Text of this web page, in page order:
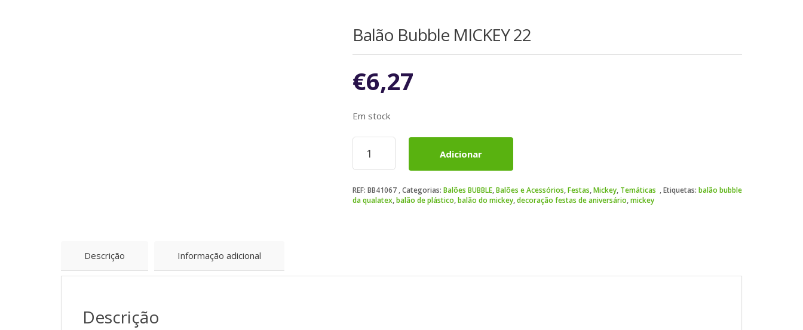
Balão Bubble MICKEY 22
€6,27
Em stock
Quantidade
Balão
MICKEY
22
Adicionar
REF: BB41067 Categorias: Balões BUBBLE,Balões e Acessórios,Festas,Mickey, Temáticas Etiquetas: balão bubble
da qualatex,balão de plástico,balão do mickey,decoração festas de aniversário,mickey
Descrição Informação adicional
Descrição